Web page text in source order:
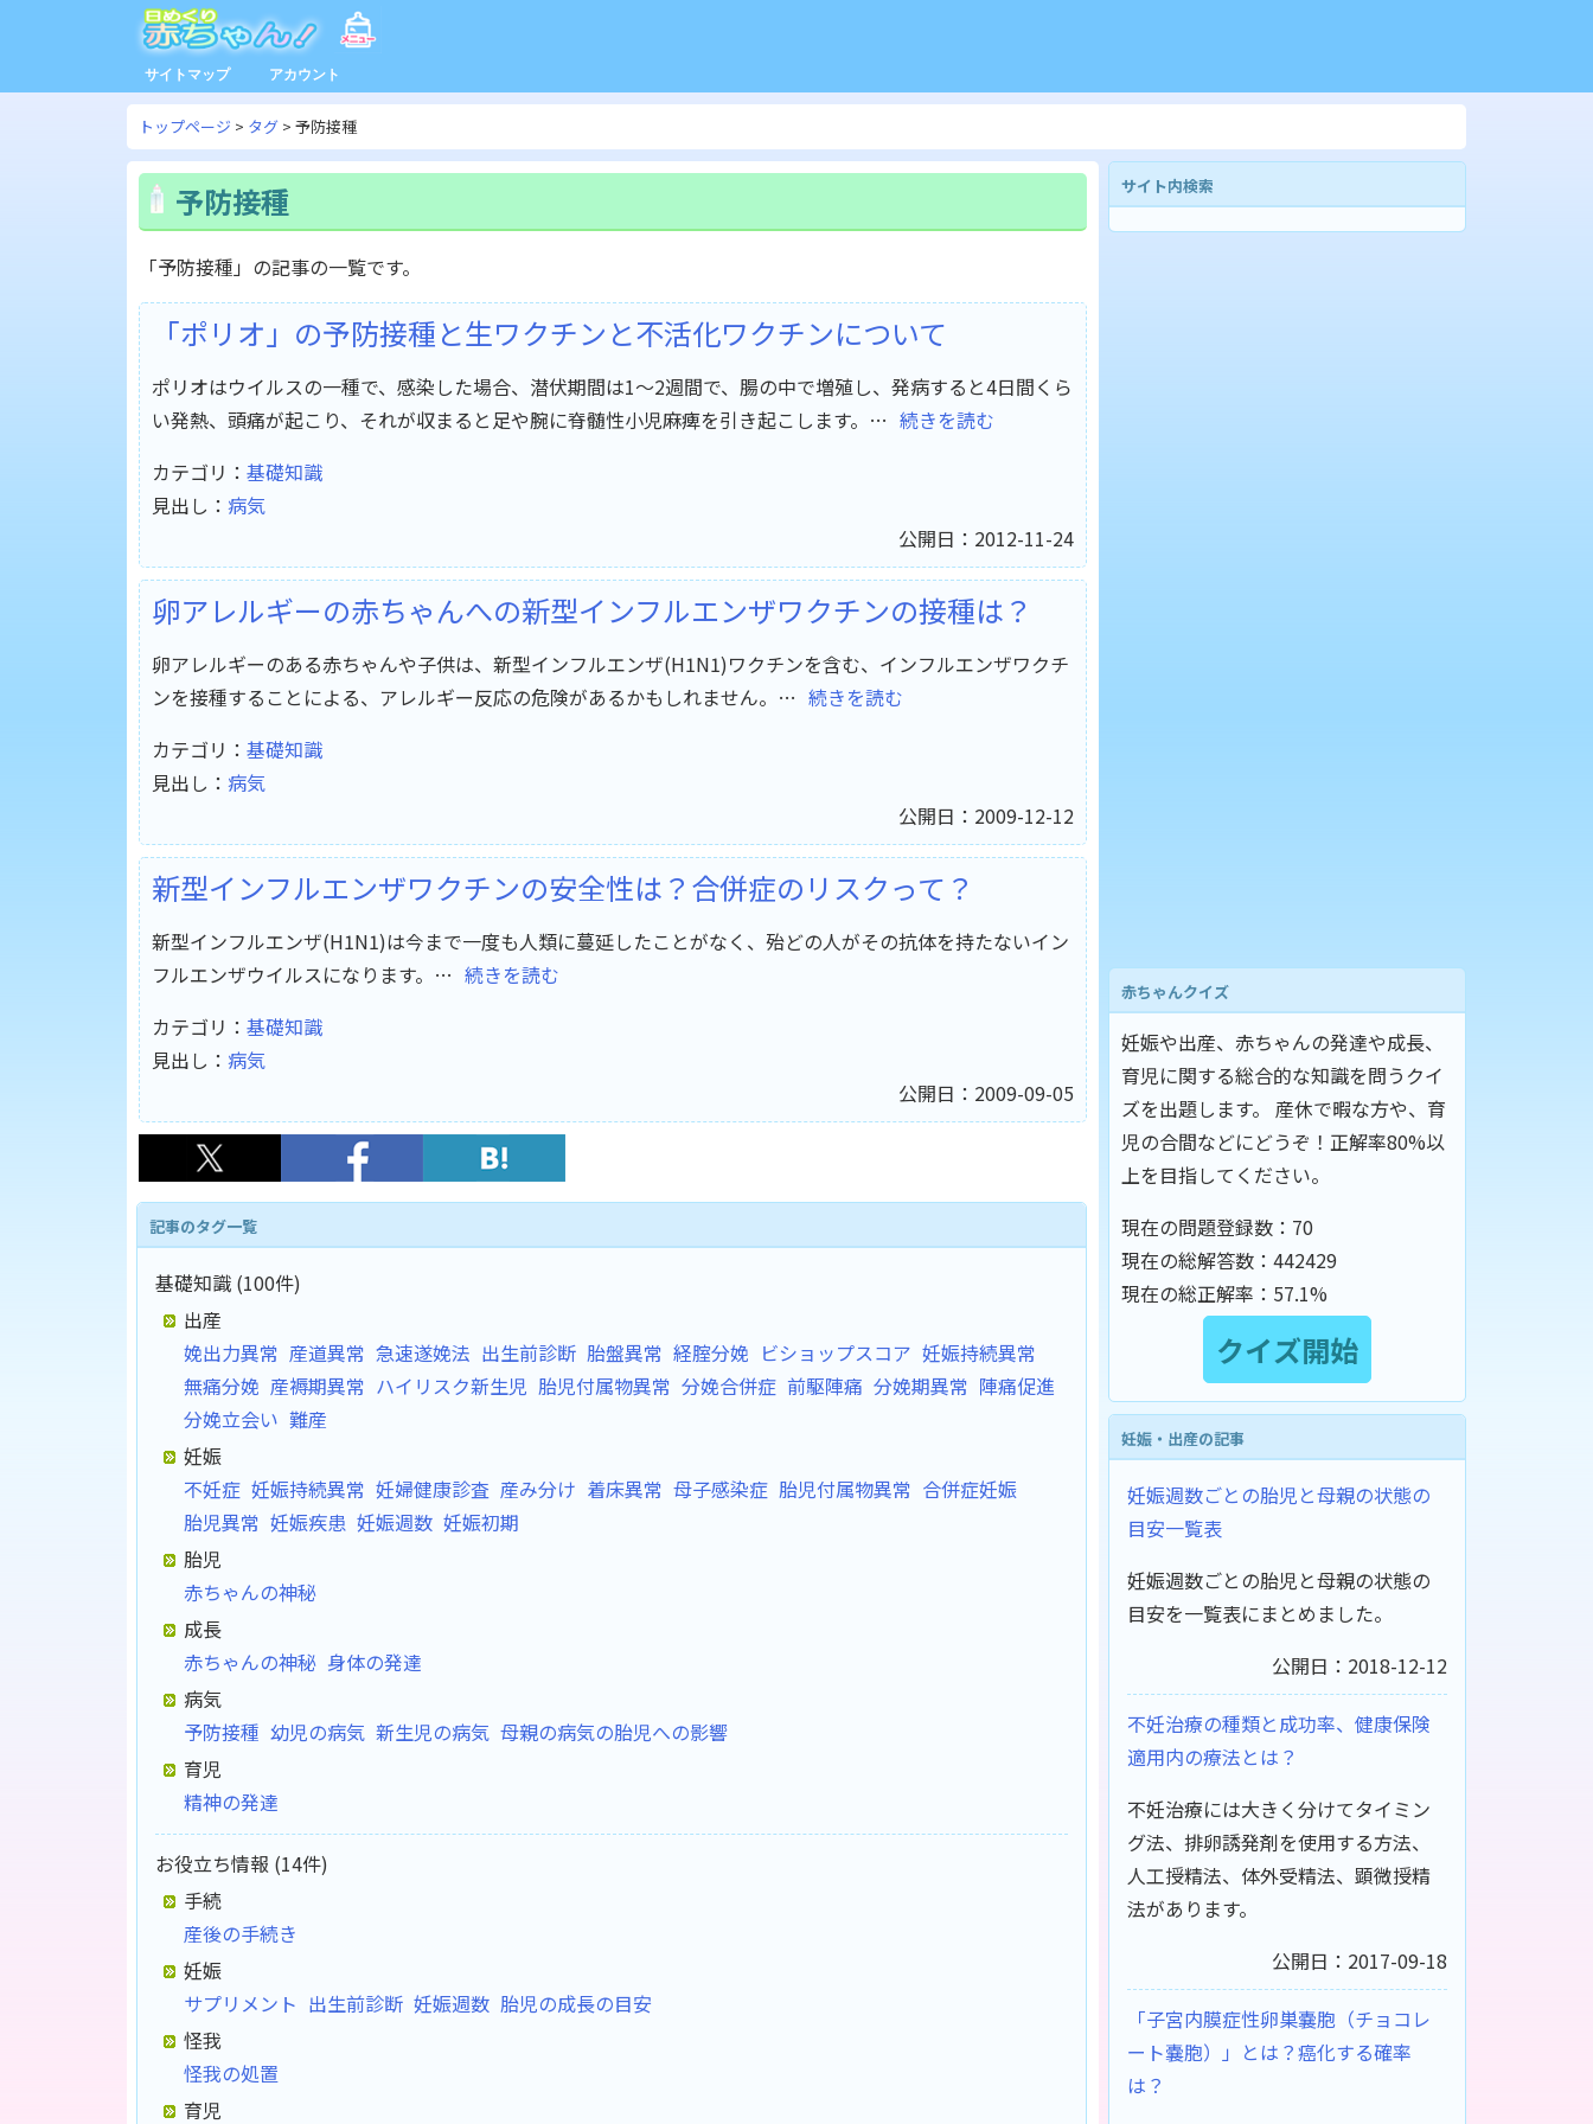
サイトマップ アカウント
トップページ タグ 予防接種
予防接種
「予防接種」の記事の一覧です。
「ポリオ」の予防接種と生ワクチンと不活化ワクチンについて
ポリオはウイルスの一種で、感染した場合、潜伏期間は1～2週間で、腸の中で増殖し、発病すると4日間くら
い発熱、頭痛が起こり、それが収まると足や腕に脊髄性小児麻痺を引き起こします。… 続きを読む
カテゴリ： 基礎知識
見出し： 病気
公開日：2012-11-24
卵アレルギーの赤ちゃんへの新型インフルエンザワクチンの接種は？
卵アレルギーのある赤ちゃんや子供は、新型インフルエンザ(H1N1)ワクチンを含む、インフルエンザワクチ
ンを接種することによる、アレルギー反応の危険があるかもしれません。… 続きを読む
カテゴリ： 基礎知識
見出し： 病気
公開日：2009-12-12
新型インフルエンザワクチンの安全性は？合併症のリスクって？
新型インフルエンザ(H1N1)は今まで一度も人類に蔓延したことがなく、殆どの人がその抗体を持たないイン
フルエンザウイルスになります。… 続きを読む
カテゴリ： 基礎知識
見出し： 病気
公開日：2009-09-05
記事のタグ一覧
基礎知識 (100件)
出産
娩出力異常 産道異常 急速遂娩法 出生前診断 胎盤異常 経腟分娩 ビショップスコア 妊娠持続異常
無痛分娩 産褥期異常 ハイリスク新生児 胎児付属物異常 分娩合併症 前駆陣痛 分娩期異常 陣痛促進
分娩立会い 難産
妊娠
不妊症 妊娠持続異常 妊婦健康診査 産み分け 着床異常 母子感染症 胎児付属物異常 合併症妊娠
胎児異常 妊娠疾患 妊娠週数 妊娠初期
胎児
赤ちゃんの神秘
成長
赤ちゃんの神秘 身体の発達
病気
予防接種 幼児の病気 新生児の病気 母親の病気の胎児への影響
育児
精神の発達
お役立ち情報 (14件)
手続
産後の手続き
妊娠
サプリメント 出生前診断 妊娠週数 胎児の成長の目安
怪我
怪我の処置
育児
サイト内検索
赤ちゃんクイズ
妊娠や出産、赤ちゃんの発達や成長、
育児に関する総合的な知識を問うクイ
ズを出題します。 産休で暇な方や、育
児の合間などにどうぞ！正解率80%以
上を目指してください。
現在の問題登録数： 70
現在の総解答数： 442429
現在の総正解率： 57.1%
妊娠・出産の記事
妊娠週数ごとの胎児と母親の状態の
目安一覧表
妊娠週数ごとの胎児と母親の状態の
目安を一覧表にまとめました。
公開日：2018-12-12
不妊治療の種類と成功率、健康保険
適用内の療法とは？
不妊治療には大きく分けてタイミン
グ法、排卵誘発剤を使用する方法、
人工授精法、体外受精法、顕微授精
法があります。
公開日：2017-09-18
「子宮内膜症性卵巣嚢胞（チョコレ
ート嚢胞）」とは？癌化する確率
は？